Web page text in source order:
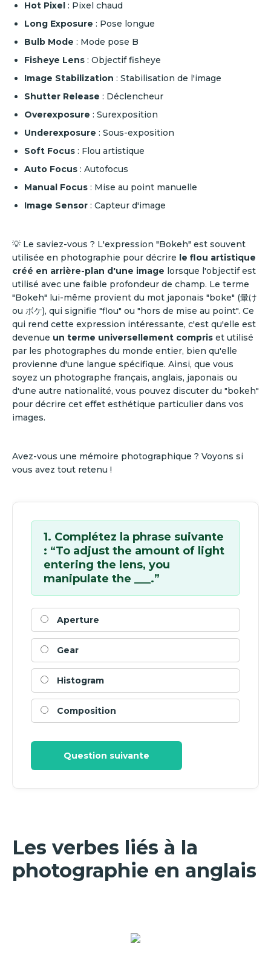
Hot Pixel : Pixel chaud
Long Exposure : Pose longue
Bulb Mode : Mode pose B
Fisheye Lens : Objectif fisheye
Image Stabilization : Stabilisation de l'image
Shutter Release : Déclencheur
Overexposure : Surexposition
Underexposure : Sous-exposition
Soft Focus : Flou artistique
Auto Focus : Autofocus
Manual Focus : Mise au point manuelle
Image Sensor : Capteur d'image
💡 Le saviez-vous ? L'expression "Bokeh" est souvent
utilisée en photographie pour décrire le flou artistique
créé en arrière-plan d'une image lorsque l'objectif est
utilisé avec une faible profondeur de champ. Le terme
"Bokeh" lui-même provient du mot japonais "boke" (暈け
ou ボケ), qui signifie "flou" ou "hors de mise au point". Ce
qui rend cette expression intéressante, c'est qu'elle est
devenue un terme universellement compris et utilisé
par les photographes du monde entier, bien qu'elle
provienne d'une langue spécifique. Ainsi, que vous
soyez un photographe français, anglais, japonais ou
d'une autre nationalité, vous pouvez discuter du "bokeh"
pour décrire cet effet esthétique particulier dans vos
images.
Avez-vous une mémoire photographique ? Voyons si
vous avez tout retenu !
1. Complétez la phrase suivante
: “To adjust the amount of light
entering the lens, you
manipulate the ___.”
Aperture
Gear
Histogram
Composition
Question suivante
Les verbes liés à la
photographie en anglais